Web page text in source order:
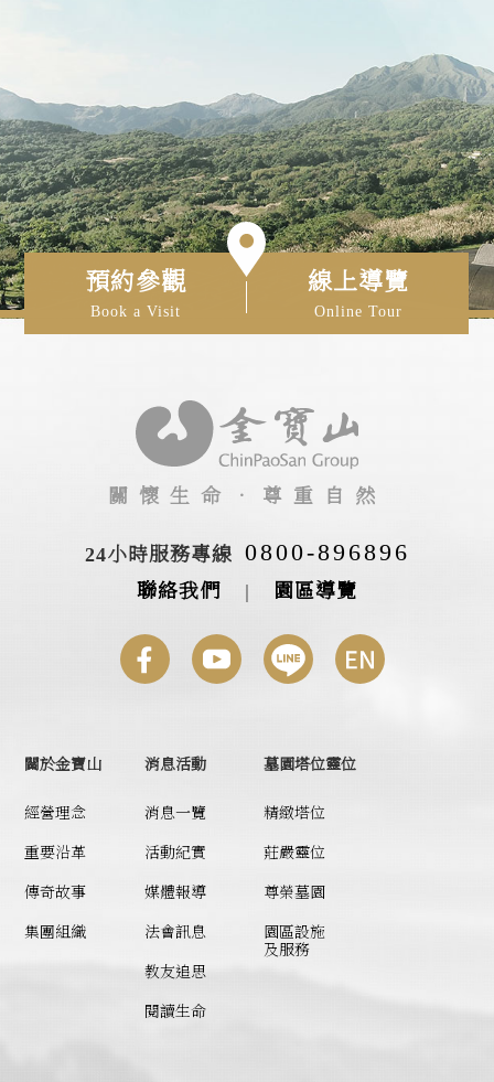
預約參觀
Book a Visit
線上導覽
Online Tour
關懷生命‧尊重自然
24小時服務專線 0800-896896
聯絡我們 | 園區導覽
關於金寶山
經營理念
重要沿革
傳奇故事
集團組織
消息活動
消息一覽
活動紀實
媒體報導
法會訊息
教友追思
閱讀生命
墓園塔位靈位
精緻塔位
莊嚴靈位
尊榮墓園
園區設施
及服務